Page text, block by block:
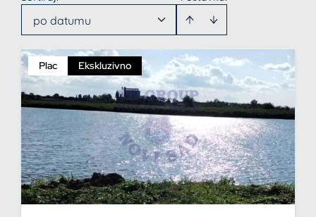
po datumu
Plac Ekskluzivno